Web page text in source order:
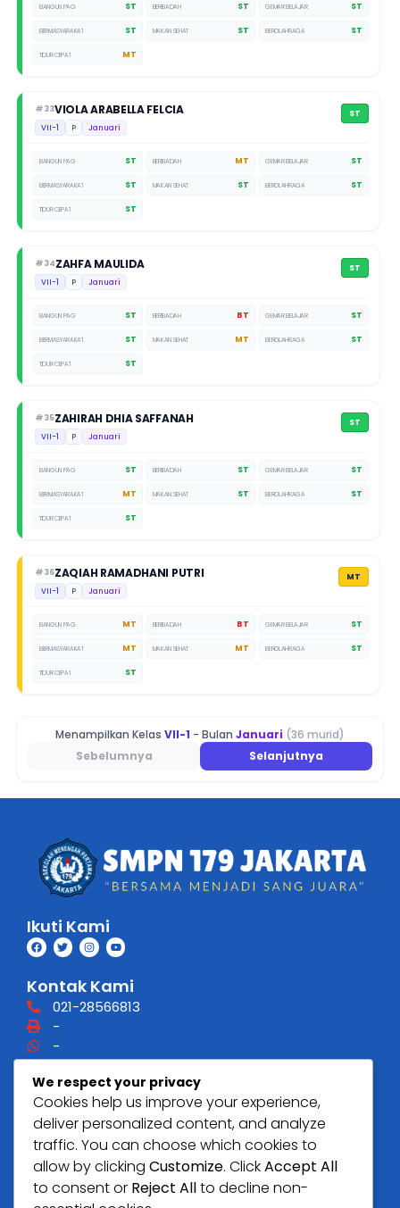
BANGUN PAGI ST BERIBADAH ST GEMAR BELAJAR ST
BERMASYARAKAT ST MAKAN SEHAT ST BEROLAHRAGA ST
TIDUR CEPAT MT
#33VIOLA ARABELLA FELCIA
VII-1 P Januari
ST
BANGUN PAGI ST BERIBADAH MT GEMAR BELAJAR ST
BERMASYARAKAT ST MAKAN SEHAT ST BEROLAHRAGA ST
TIDUR CEPAT ST
#34ZAHFA MAULIDA
VII-1 P Januari
ST
BANGUN PAGI ST BERIBADAH BT GEMAR BELAJAR ST
BERMASYARAKAT ST MAKAN SEHAT MT BEROLAHRAGA ST
TIDUR CEPAT ST
#35ZAHIRAH DHIA SAFFANAH
VII-1 P Januari
ST
BANGUN PAGI ST BERIBADAH ST GEMAR BELAJAR ST
BERMASYARAKAT MT MAKAN SEHAT ST BEROLAHRAGA ST
TIDUR CEPAT ST
#36ZAQIAH RAMADHANI PUTRI
VII-1 P Januari
MT
BANGUN PAGI MT BERIBADAH BT GEMAR BELAJAR ST
BERMASYARAKAT MT MAKAN SEHAT MT BEROLAHRAGA ST
TIDUR CEPAT ST
Menampilkan Kelas VII-1 - Bulan Januari (36 murid)
Sebelumnya
Selanjutnya
Ikuti Kami
Kontak Kami
021-28566813
-
-
smpn179jkt@gmail.com
Alamat
Jl. Kalisari Raya, Kalisari, Kec. Pasar Rebo, Kota
Jakarta Timur, Daerah Khusus Ibukota Jakarta 13790
We respect your privacy
Cookies help us improve your experience,
deliver personalized content, and analyze
traffic. You can choose which cookies to
allow by clicking Customize. ClickAccept All
to consent or Reject Allto decline non-